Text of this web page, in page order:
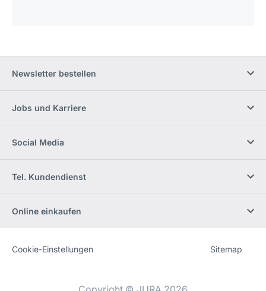
Newsletter bestellen
Jobs und Karriere
Social Media
Tel. Kundendienst
Online einkaufen
Website
[Website
Cookie-Einstellungen Sitemap